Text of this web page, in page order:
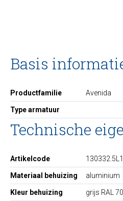
Basis
Productfamilie Avenida
Type armatuur
Technische
Artikelcode
Materiaal behuizing aluminium
Kleur behuizing grijs RAL